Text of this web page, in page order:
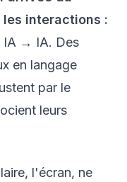
interactions :
IA → IA. Des
en langage
par le
leurs
l'écran, ne